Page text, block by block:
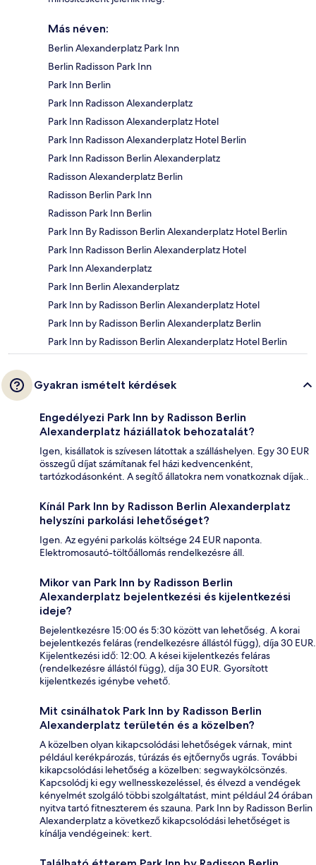
Más néven:
Berlin Alexanderplatz Park Inn
Berlin Radisson Park Inn
Park Inn Berlin
Park Inn Radisson Alexanderplatz
Park Inn Radisson Alexanderplatz Hotel
Park Inn Radisson Alexanderplatz Hotel Berlin
Park Inn Radisson Berlin Alexanderplatz
Radisson Alexanderplatz Berlin
Radisson Berlin Park Inn
Radisson Park Inn Berlin
Park Inn By Radisson Berlin Alexanderplatz Hotel Berlin
Park Inn Radisson Berlin Alexanderplatz Hotel
Park Inn Alexanderplatz
Park Inn Berlin Alexanderplatz
Park Inn by Radisson Berlin Alexanderplatz Hotel
Park Inn by Radisson Berlin Alexanderplatz Berlin
Park Inn by Radisson Berlin Alexanderplatz Hotel Berlin
Gyakran ismételt kérdések
Engedélyezi Park Inn by Radisson Berlin
Alexanderplatz háziállatok behozatalát?
Igen, kisállatok is szívesen látottak a szálláshelyen. Egy 30 EUR
összegű díjat számítanak fel házi kedvencenként,
tartózkodásonként. A segítő állatokra nem vonatkoznak díjak..
Kínál Park Inn by Radisson Berlin Alexanderplatz
helyszíni parkolási lehetőséget?
Igen. Az egyéni parkolás költsége 24 EUR naponta.
Elektromosautó-töltőállomás rendelkezésre áll.
Mikor van Park Inn by Radisson Berlin
Alexanderplatz bejelentkezési és kijelentkezési
ideje?
Bejelentkezésre 15:00 és 5:30 között van lehetőség. A korai
bejelentkezés feláras (rendelkezésre állástól függ), díja 30 EUR.
Kijelentkezési idő: 12:00. A kései kijelentkezés feláras
(rendelkezésre állástól függ), díja 30 EUR. Gyorsított
kijelentkezés igénybe vehető.
Mit csinálhatok Park Inn by Radisson Berlin
Alexanderplatz területén és a közelben?
A közelben olyan kikapcsolódási lehetőségek várnak, mint
például kerékpározás, túrázás és ejtőernyős ugrás. További
kikapcsolódási lehetőség a közelben: segwaykölcsönzés.
Kapcsolódj ki egy wellnesskezeléssel, és élvezd a vendégek
kényelmét szolgáló többi szolgáltatást, mint például 24 órában
nyitva tartó fitneszterem és szauna. Park Inn by Radisson Berlin
Alexanderplatz a következő kikapcsolódási lehetőséget is
kínálja vendégeinek: kert.